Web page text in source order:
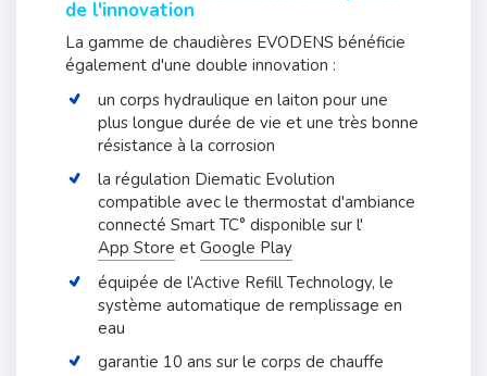
de l'innovation
La gamme de chaudières EVODENS bénéficie
également d'une double innovation :
un corps hydraulique en laiton pour une
plus longue durée de vie et une très bonne
résistance à la corrosion
la régulation Diematic Evolution
compatible avec le thermostat d'ambiance
connecté Smart TC° disponible sur l'
App Store et Google Play
équipée de l’Active Refill Technology, le
système automatique de remplissage en
eau
garantie 10 ans sur le corps de chauffe